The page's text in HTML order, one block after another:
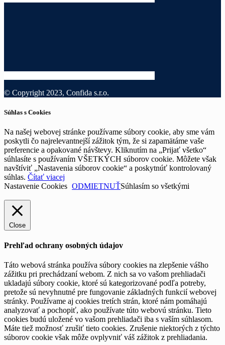
© Copyright 2023, Confida s.r.o.
Súhlas s Cookies
Na našej webovej stránke používame súbory cookie, aby sme vám
poskytli čo najrelevantnejší zážitok tým, že si zapamätáme vaše
preferencie a opakované návštevy. Kliknutím na „Prijať všetko“
súhlasíte s používaním VŠETKÝCH súborov cookie. Môžete však
navštíviť „Nastavenia súborov cookie“ a poskytnúť kontrolovaný
súhlas. Čítať viacej
Nastavenie Cookies ODMIETNUŤSúhlasím so všetkými
Close
Prehľad ochrany osobných údajov
Táto webová stránka používa súbory cookies na zlepšenie vášho
zážitku pri prechádzaní webom. Z nich sa vo vašom prehliadači
ukladajú súbory cookie, ktoré sú kategorizované podľa potreby,
pretože sú nevyhnutné pre fungovanie základných funkcií webovej
stránky. Používame aj cookies tretích strán, ktoré nám pomáhajú
analyzovať a pochopiť, ako používate túto webovú stránku. Tieto
cookies budú uložené vo vašom prehliadači iba s vaším súhlasom.
Máte tiež možnosť zrušiť tieto cookies. Zrušenie niektorých z týchto
súborov cookie však môže ovplyvniť váš zážitok z prehliadania.